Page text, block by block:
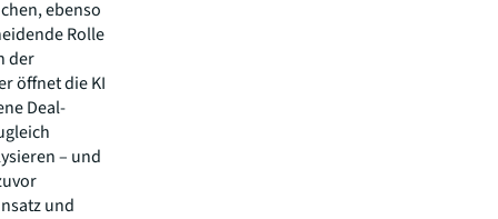
ebenso
Rolle
der
öffnet die KI
Deal-
– und
und